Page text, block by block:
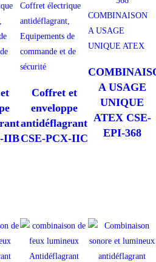
IIB
Coffret électrique
antidéflagrant,
Equipements de
commande et de
sécurité
Coffret et
enveloppe
antidéflagrant
CSE-PCX-IIC
COMBINAISON
A USAGE
UNIQUE ATEX
A USAGE
UNIQUE
ATEX CSE-
EPI-368